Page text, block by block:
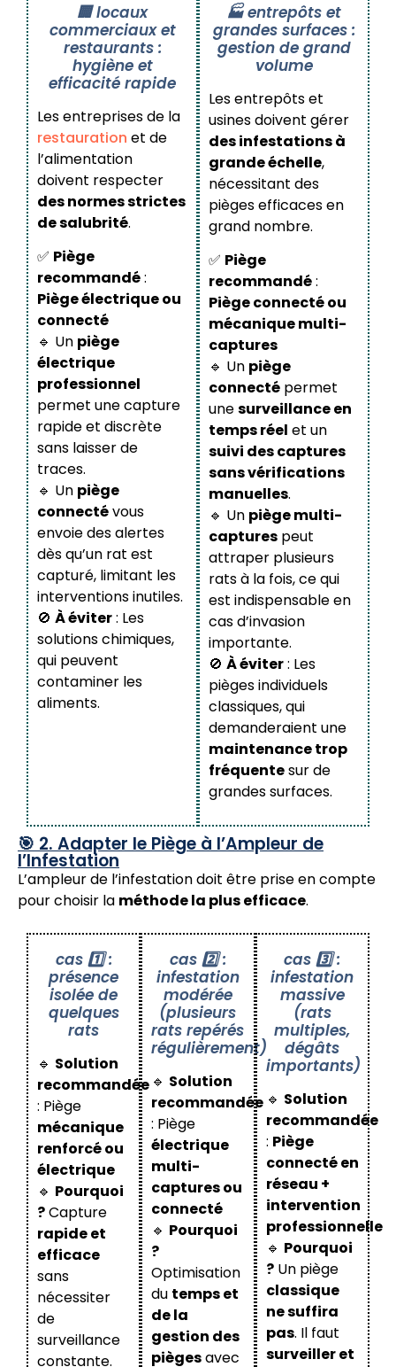
🏢 locaux
commerciaux et
restaurants :
hygiène et
efficacité rapide
Les entreprises de la
restauration et de
l’alimentation
doivent respecter
des normes strictes
de salubrité.
✅ Piège
recommandé:
Piège électrique ou
connecté
🔹 Un piège
électrique
professionnel
permet une capture
rapide et discrète
sans laisser de
traces.
🔹 Un piège
connectévous
envoie des alertes
dès qu’un rat est
capturé, limitant les
interventions inutiles.
🚫 À éviter: Les
solutions chimiques,
qui peuvent
contaminer les
aliments.
🏭 entrepôts et
grandes surfaces :
gestion de grand
volume
Les entrepôts et
usines doivent gérer
des infestations à
grande échelle,
nécessitant des
pièges efficaces en
grand nombre.
✅ Piège
recommandé:
Piège connecté ou
mécanique multi-
captures
🔹 Un piège
connecté permet
unesurveillance en
temps réel et un
suivi des captures
sans vérifications
manuelles.
🔹 Un piège multi-
captures peut
attraper plusieurs
rats à la fois, ce qui
est indispensable en
cas d’invasion
importante.
🚫 À éviter: Les
pièges individuels
classiques, qui
demanderaient une
maintenance trop
fréquentesur de
grandes surfaces.
🎯 2. Adapter le Piège à l’Ampleur de
l’Infestation
L’ampleur de l’infestation doit être prise en compte
pour choisir la méthode la plus efficace.
cas 1️⃣ :
présence
isolée de
quelques
rats
🔹 Solution
recommandée
: Piège
mécanique
renforcé ou
électrique
🔹 Pourquoi
?Capture
rapide et
efficace
sans
nécessiter
de
surveillance
constante.
cas 2️⃣ :
infestation
modérée
(plusieurs
rats repérés
régulièrement)
🔹 Solution
recommandée
: Piège
électrique
multi-
captures ou
connecté
🔹 Pourquoi
?
Optimisation
du temps et
de la
gestion des
piègesavec
cas 3️⃣ :
infestation
massive
(rats
multiples,
dégâts
importants)
🔹 Solution
recommandée
: Piège
connecté en
réseau +
intervention
professionnelle
🔹 Pourquoi
?Un piège
classique
ne suffira
pas. Il faut
surveiller et